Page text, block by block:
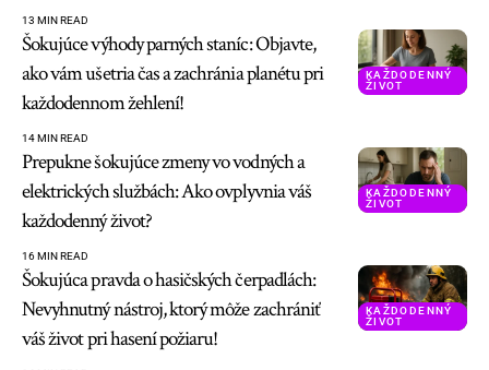
13 MIN READ
KAŽDODENNÝ
ŽIVOT
Šokujúce výhody parných staníc: Objavte,
ako vám ušetria čas a zachránia planétu pri
každodennom žehlení!
14 MIN READ
KAŽDODENNÝ
ŽIVOT
Prepukne šokujúce zmeny vo vodných a
elektrických službách: Ako ovplyvnia váš
každodenný život?
16 MIN READ
KAŽDODENNÝ
ŽIVOT
Šokujúca pravda o hasičských čerpadlách:
Nevyhnutný nástroj, ktorý môže zachrániť
váš život pri hasení požiaru!